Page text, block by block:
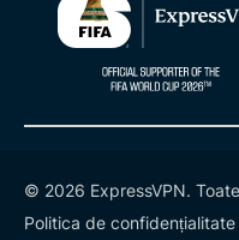
© 2026 ExpressVPN.
Politica de confidențialitate